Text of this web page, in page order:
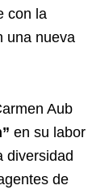
con la
una nueva
Aub
en su labor
diversidad
de